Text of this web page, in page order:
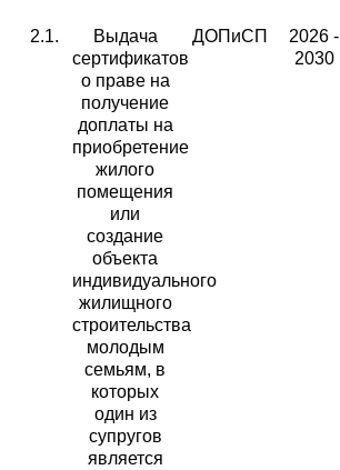
2.1.
Выдача
сертификатов
о праве на
получение
доплаты на
приобретение
жилого
помещения
или
создание
объекта
индивидуального
жилищного
строительства
молодым
семьям, в
которых
один из
супругов
является
ДОПиСП
2026 -
2030